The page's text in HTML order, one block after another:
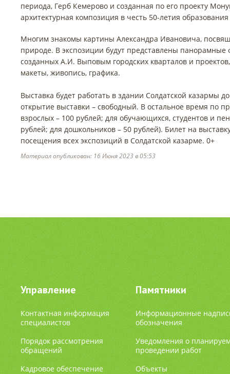
периода, Герб Кемерово и созданная по его проекту
архитектурная композиция в честь 50-летия
Многим знакомы картины Александра Ивановича,
природе. В экспозиции будут представлены панорамные
созданных А.И. Выповым городских кварталов и
макеты, живопись, графика.
Выставка будет работать в здании Солдатской казармы
открытие выставки – свободный. В остальное время по
взрослых – 100 рублей; для обучающихся, студентов и
рублей; для дошкольников – 50 рублей). Билет на
посещения всех экспозиций в Солдатской казарме. 0+
Материал опубликован: 16 Июня 2023 в 05:53
Управление
Контактная информация
специалистов
Порядок рассмотрения
обращений
Кадровое обеспечение
Памятники
Информационные
обозначения
Уведомления о
проведении работ
Объекты